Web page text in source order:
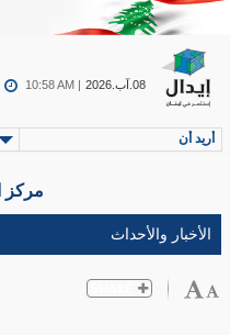
08.آب.2026 10:58 AM |
أريد أن
مركز